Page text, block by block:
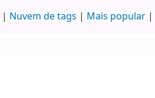
Nuvem de tags Mais popular